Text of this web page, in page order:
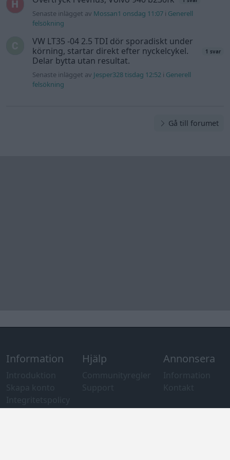
Senaste inlägget av Mossan1 onsdag 11:07 i Generell
felsökning
VW LT35 -04 2.5 TDI dör sporadiskt under
körning, startar direkt efter nyckelcykel.
Delar bytta utan resultat.
1 svar
Senaste inlägget av Jesper328 tisdag 12:52 i Generell
felsökning
Gå till forumet
Information Hjälp Annonsera